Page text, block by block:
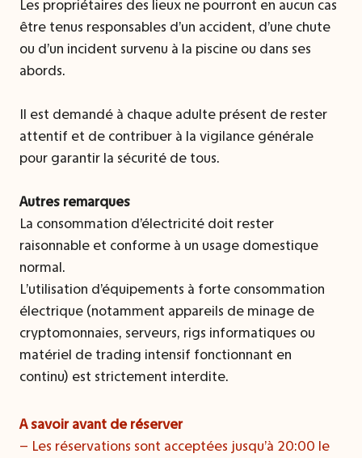
Les propriétaires des lieux ne pourront en aucun cas
être tenus responsables d’un accident, d’une chute
ou d’un incident survenu à la piscine ou dans ses
abords.
Il est demandé à chaque adulte présent de rester
attentif et de contribuer à la vigilance générale
pour garantir la sécurité de tous.
Autres remarques
La consommation d’électricité doit rester
raisonnable et conforme à un usage domestique
normal.
L’utilisation d’équipements à forte consommation
électrique (notamment appareils de minage de
cryptomonnaies, serveurs, rigs informatiques ou
matériel de trading intensif fonctionnant en
continu) est strictement interdite.
A savoir avant de réserver
– Les réservations sont acceptées jusqu’à 20:00 le